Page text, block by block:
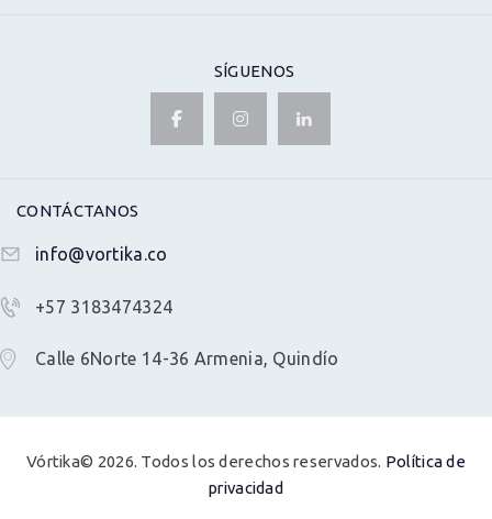
SÍGUENOS
CONTÁCTANOS
info@vortika.co
+57 3183474324
Calle 6Norte 14-36 Armenia, Quindío
Vórtika© 2026. Todos los derechos reservados. Política de
privacidad